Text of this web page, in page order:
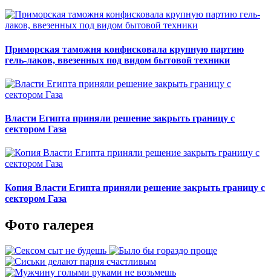
Приморская таможня конфисковала крупную партию
гель-лаков, ввезенных под видом бытовой техники
Власти Египта приняли решение закрыть границу с
сектором Газа
Копия Власти Египта приняли решение закрыть границу с
сектором Газа
Фото галерея